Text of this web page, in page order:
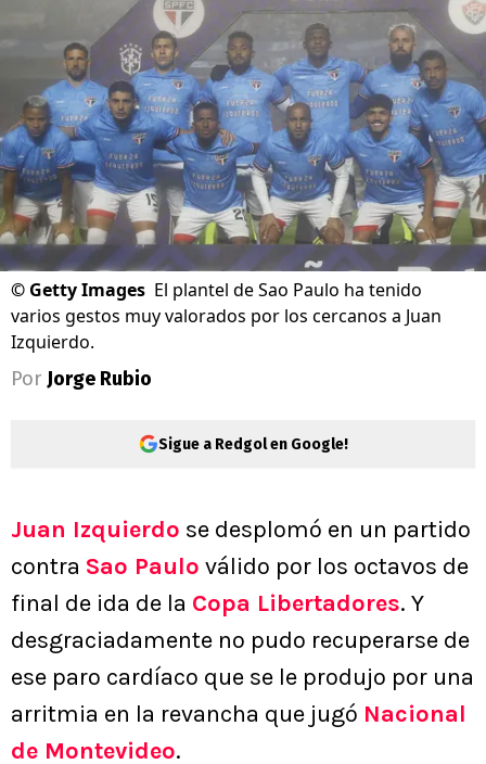
© Getty Images El plantel de Sao Paulo ha tenido
varios gestos muy valorados por los cercanos a Juan
Izquierdo.
Por Jorge Rubio
Sigue a Redgol en Google!
Juan Izquierdo se desplomó en un partido
contra Sao Paulo válido por los octavos de
final de ida de la Copa Libertadores. Y
desgraciadamente no pudo recuperarse de
ese paro cardíaco que se le produjo por una
arritmia en la revancha que jugó Nacional
de Montevideo.